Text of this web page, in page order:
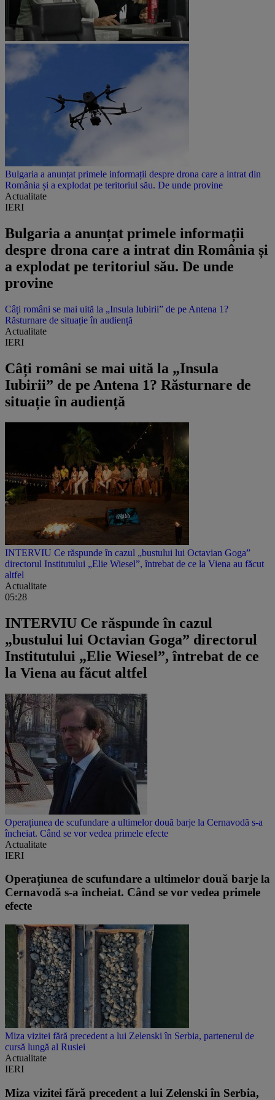
Bulgaria a anunțat primele informații despre drona care a intrat din
România și a explodat pe teritoriul său. De unde provine
Actualitate
IERI
Bulgaria a anunțat primele informații
despre drona care a intrat din România și
a explodat pe teritoriul său. De unde
provine
Câți români se mai uită la „Insula Iubirii” de pe Antena 1?
Răsturnare de situație în audiență
Actualitate
IERI
Câți români se mai uită la „Insula
Iubirii” de pe Antena 1? Răsturnare de
situație în audiență
INTERVIU Ce răspunde în cazul „bustului lui Octavian Goga”
directorul Institutului „Elie Wiesel”, întrebat de ce la Viena au făcut
altfel
Actualitate
05:28
INTERVIU Ce răspunde în cazul
„bustului lui Octavian Goga” directorul
Institutului „Elie Wiesel”, întrebat de ce
la Viena au făcut altfel
Operațiunea de scufundare a ultimelor două barje la Cernavodă s-a
încheiat. Când se vor vedea primele efecte
Actualitate
IERI
Operațiunea de scufundare a ultimelor două barje la
Cernavodă s-a încheiat. Când se vor vedea primele
efecte
Miza vizitei fără precedent a lui Zelenski în Serbia, partenerul de
cursă lungă al Rusiei
Actualitate
IERI
Miza vizitei fără precedent a lui Zelenski în Serbia,